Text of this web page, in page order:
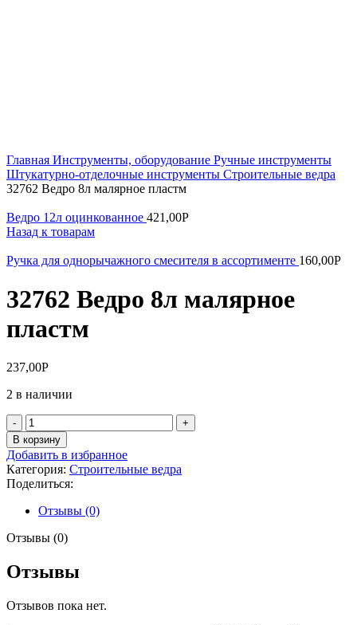
Главная Инструменты, оборудование Ручные инструменты
Штукатурно-отделочные инструменты Строительные ведра
32762 Ведро 8л малярное пластм
Ведро 12л оцинкованное 421,00Р
Назад к товарам
Ручка для однорычажного смесителя в ассортименте 160,00Р
32762 Ведро 8л малярное
пластм
237,00Р
2 в наличии
Количество
товара
32762
Ведро
8л
малярное
пластм
В корзину
Добавить в избранное
Категория: Строительные ведра
Поделиться:
Отзывы (0)
Отзывы (0)
Отзывы
Отзывов пока нет.